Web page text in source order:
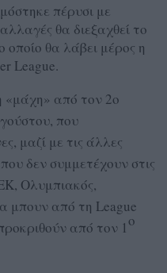
πέρυσι με
θα διεξαχθεί το
θα λάβει μέρος η
League.
από τον 2ο
που
μαζί με τις άλλες
δεν συμμετέχουν στις
Ολυμπιακός,
από τη League
από τον 1ο